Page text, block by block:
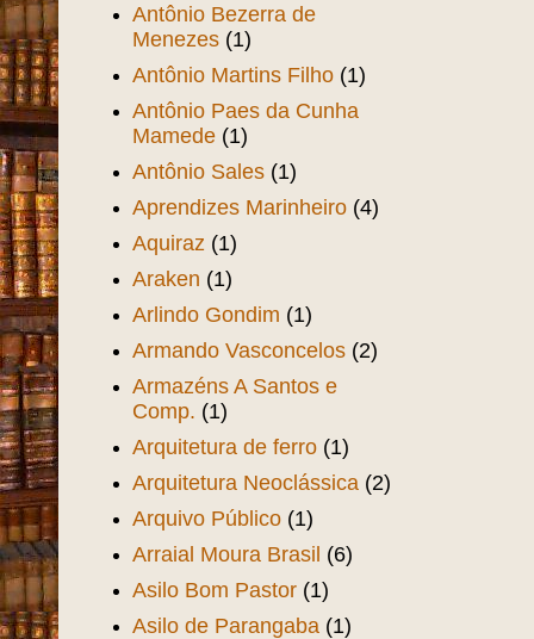
Antônio Bezerra de
Menezes (1)
Antônio Martins Filho (1)
Antônio Paes da Cunha
Mamede (1)
Antônio Sales (1)
Aprendizes Marinheiro (4)
Aquiraz (1)
Araken (1)
Arlindo Gondim (1)
Armando Vasconcelos (2)
Armazéns A Santos e
Comp. (1)
Arquitetura de ferro (1)
Arquitetura Neoclássica (2)
Arquivo Público (1)
Arraial Moura Brasil (6)
Asilo Bom Pastor (1)
Asilo de Parangaba (1)